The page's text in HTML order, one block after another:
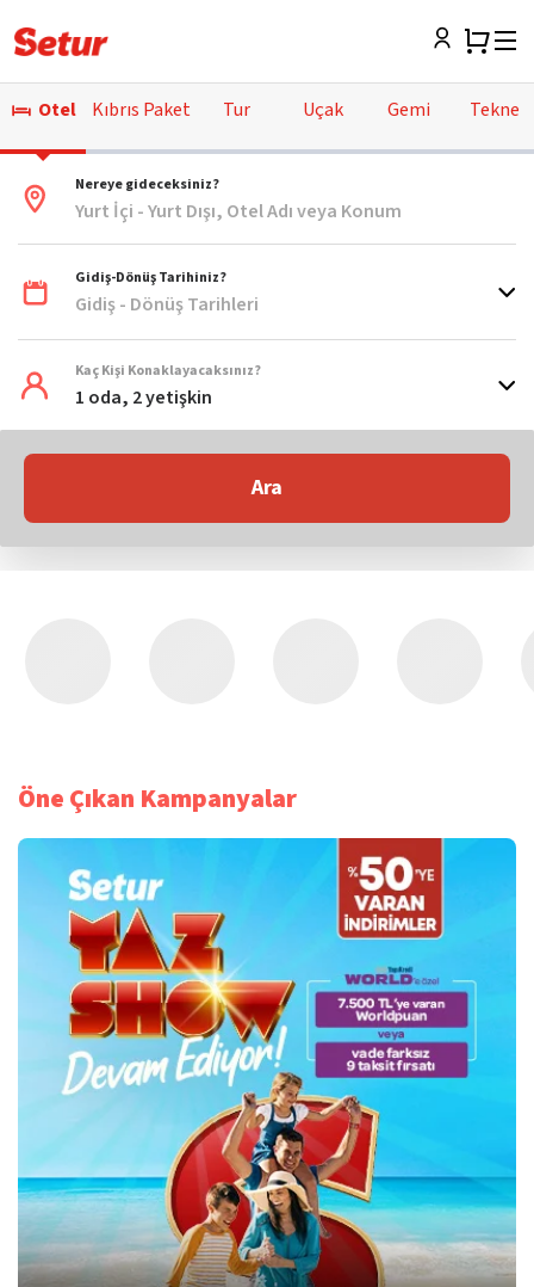
Otel Kıbrıs Paket Tur Uçak Gemi Tekne
Nereye gideceksiniz?
Yurt İçi - Yurt Dışı, Otel Adı veya Konum
Gidiş-Dönüş Tarihiniz?
Gidiş - Dönüş Tarihleri
Kaç Kişi Konaklayacaksınız?
1 oda, 2 yetişkin
Ara
Öne Çıkan Kampanyalar